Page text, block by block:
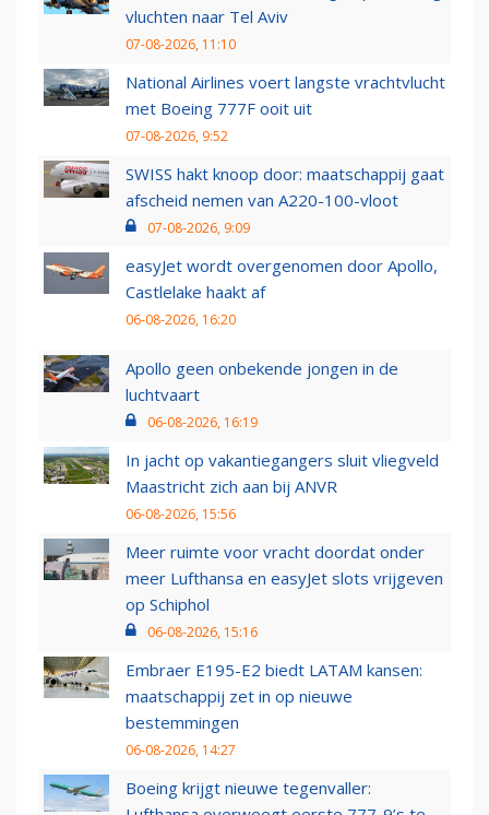
vluchten naar Tel Aviv
07-08-2026, 11:10
National Airlines voert langste vrachtvlucht
met Boeing 777F ooit uit
07-08-2026, 9:52
SWISS hakt knoop door: maatschappij gaat
afscheid nemen van A220-100-vloot
07-08-2026, 9:09
easyJet wordt overgenomen door Apollo,
Castlelake haakt af
06-08-2026, 16:20
Apollo geen onbekende jongen in de
luchtvaart
06-08-2026, 16:19
In jacht op vakantiegangers sluit vliegveld
Maastricht zich aan bij ANVR
06-08-2026, 15:56
Meer ruimte voor vracht doordat onder
meer Lufthansa en easyJet slots vrijgeven
op Schiphol
06-08-2026, 15:16
Embraer E195-E2 biedt LATAM kansen:
maatschappij zet in op nieuwe
bestemmingen
06-08-2026, 14:27
Boeing krijgt nieuwe tegenvaller: